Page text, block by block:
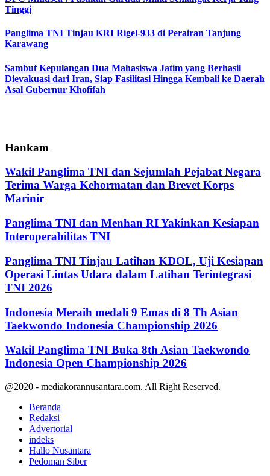
Tinggi
Panglima TNI Tinjau KRI Rigel-933 di Perairan Tanjung
Karawang
Sambut Kepulangan Dua Mahasiswa Jatim yang Berhasil
Dievakuasi dari Iran, Siap Fasilitasi Hingga Kembali ke Daerah
Asal Gubernur Khofifah
Hankam
Wakil Panglima TNI dan Sejumlah Pejabat Negara
Terima Warga Kehormatan dan Brevet Korps
Marinir
Panglima TNI dan Menhan RI Yakinkan Kesiapan
Interoperabilitas TNI
Panglima TNI Tinjau Latihan KDOL, Uji Kesiapan
Operasi Lintas Udara dalam Latihan Terintegrasi
TNI 2026
Indonesia Meraih medali 9 Emas di 8 Th Asian
Taekwondo Indonesia Championship 2026
Wakil Panglima TNI Buka 8th Asian Taekwondo
Indonesia Open Championship 2026
@2020 - mediakorannusantara.com. All Right Reserved.
Beranda
Redaksi
Advertorial
indeks
Hallo Nusantara
Pedoman Siber